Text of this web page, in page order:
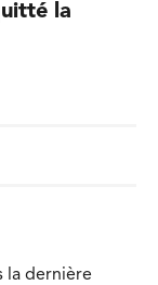
la
la dernière